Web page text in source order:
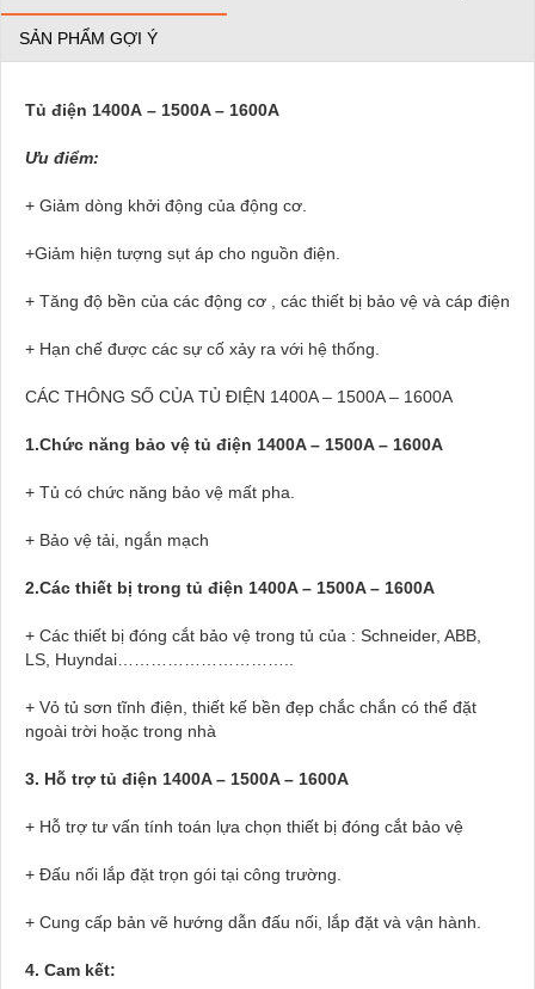
SẢN PHẨM GỢI Ý
Tủ điện 1400A – 1500A – 1600A
Ưu điểm:
+ Giảm dòng khởi động của động cơ.
+Giảm hiện tượng sụt áp cho nguồn điện.
+ Tăng độ bền của các động cơ , các thiết bị bảo vệ và cáp điện
+ Hạn chế được các sự cố xảy ra với hệ thống.
CÁC THÔNG SỐ CỦA TỦ ĐIỆN 1400A – 1500A – 1600A
1.Chức năng bảo vệ tủ điện 1400A – 1500A – 1600A
+ Tủ có chức năng bảo vệ mất pha.
+ Bảo vệ tải, ngắn mạch
2.Các thiết bị trong tủ điện 1400A – 1500A – 1600A
+ Các thiết bị đóng cắt bảo vệ trong tủ của : Schneider, ABB,
LS, Huyndai…………………………..
+ Vỏ tủ sơn tĩnh điện, thiết kế bền đẹp chắc chắn có thể đặt
ngoài trời hoặc trong nhà
3. Hỗ trợ tủ điện 1400A – 1500A – 1600A
+ Hỗ trợ tư vấn tính toán lựa chọn thiết bị đóng cắt bảo vệ
+ Đấu nối lắp đặt trọn gói tại công trường.
+ Cung cấp bản vẽ hướng dẫn đấu nối, lắp đặt và vận hành.
4. Cam kết: